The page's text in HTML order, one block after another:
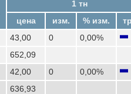
1 тн
цена
изм. % изм.
43,00 0
0,00%
652,09
42,00 0
0,00%
636,93